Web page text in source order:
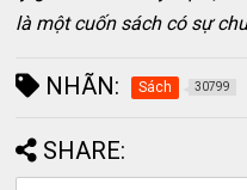
là một cuốn sách có sự
NHÃN: Sách 30799
SHARE: